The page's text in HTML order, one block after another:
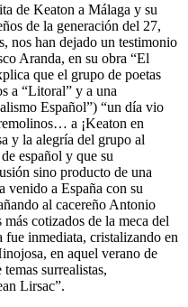
de Keaton a Málaga y su
de la generación del 27,
nos han dejado un testimonio
Aranda, en su obra “El
que el grupo de poetas
a “Litoral” y a una
Español”) “un día vio
a ¡Keaton en
y la alegría del grupo al
español y que su
sino producto de una
a España con su
al cacereño Antonio
cotizados de la meca del
fue inmediata, cristalizando en
en aquel verano de
surrealistas,
Lirsac”.